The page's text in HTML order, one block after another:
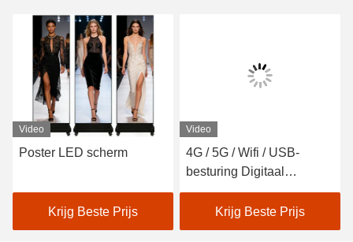
Video
Poster LED scherm
Krijg Beste Prijs
Video
4G / 5G / Wifi / USB-
besturing Digitaal
adverteren Led Poster
DisplayKrijg Beste Prijs